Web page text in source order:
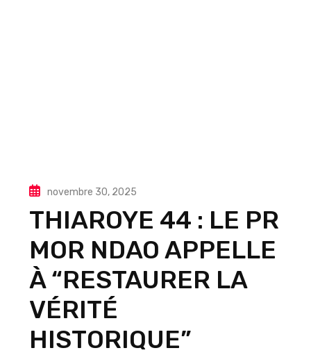
novembre 30, 2025
THIAROYE 44 : LE PR
MOR NDAO APPELLE
À “RESTAURER LA
VÉRITÉ
HISTORIQUE”